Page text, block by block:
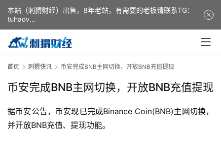
首页 刺猬快讯 币安完成BNB主网切换，开放BNB充值提现
币安完成BNB主网切换，开放BNB充值提现
据币安公告，币安现已完成Binance Coin(BNB)主网切换，
并开放BNB充值、提现功能。
本站（刺猬财经）出售，8年老站，有需要的老板请联系TG：
tuhaov
This website (ciweicaijing) is for sale. It is a 8-year-old
website. If you need it, please contact TG: tuhaov